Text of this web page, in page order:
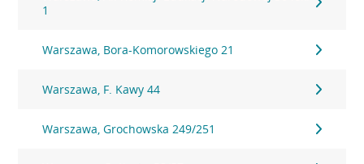
1
Warszawa, Bora-Komorowskiego 21
Warszawa, F. Kawy 44
Warszawa, Grochowska 249/251